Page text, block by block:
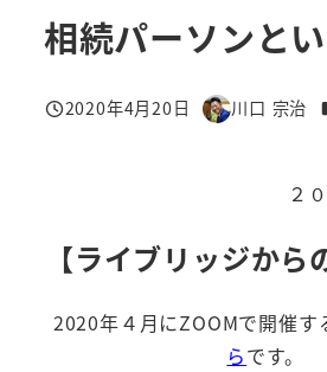
相続パーソンと
投稿日
2020年4月20日
著
川口 宗治
２
【ライブリッジから
2020年４月にZOOMで開催す
らです。